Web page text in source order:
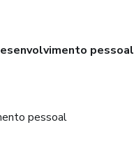
pessoal
pessoal